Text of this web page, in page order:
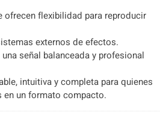
ofrecen flexibilidad para reproducir
externos de efectos.
señal balanceada y profesional
intuitiva y completa para quienes
un formato compacto.